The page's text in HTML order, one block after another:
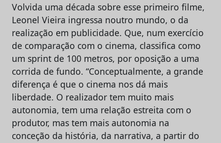
Volvida uma década sobre esse primeiro filme,
Leonel Vieira ingressa noutro mundo, o da
realização em publicidade. Que, num exercício
de comparação com o cinema, classifica como
um sprint de 100 metros, por oposição a uma
corrida de fundo. “Conceptualmente, a grande
diferença é que o cinema nos dá mais
liberdade. O realizador tem muito mais
autonomia, tem uma relação estreita com o
produtor, mas tem mais autonomia na
conceção da história, da narrativa, a partir do